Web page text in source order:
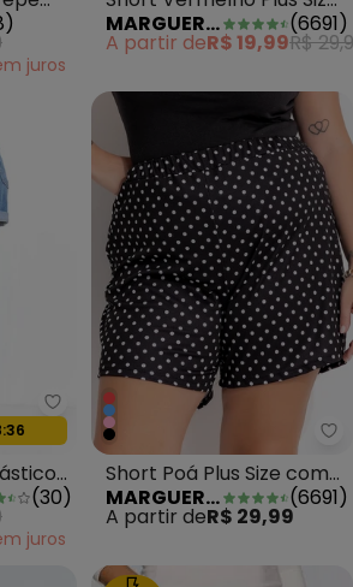
)
juros
com Bolsos Decorativos
MARGUERITE (6691)
A partir deR$ 19,99R$
Sawary Jeans - Short Jens
(30)
juros
Short Poá Plus Size com
Bolsos Decorativos
MARGUERITE (6691)
A partir deR$ 29,99